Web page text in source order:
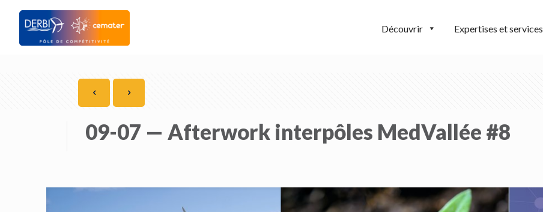
Découvrir Expertises et services
09-07 — Afterwork interpôles MedVallée #8